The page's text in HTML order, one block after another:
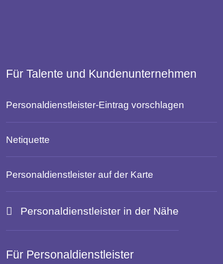
Für Talente und Kundenunternehmen
Personaldienstleister-Eintrag vorschlagen
Netiquette
Personaldienstleister auf der Karte
Personaldienstleister in der Nähe
Für Personaldienstleister